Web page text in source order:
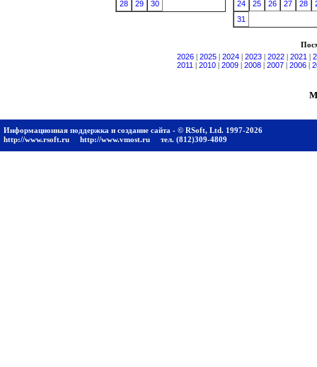
28 29 30 24 25 26 27 28
31
2026
2025 2024 2023 2022 2021
2011
2010 2009 2008 2007 2006
Информационная поддержка и создание сайта - © RSoft, Ltd. 1997-2026
http://www.rsoft.ru
http://www.vmost.ru тел. (812)309-4809